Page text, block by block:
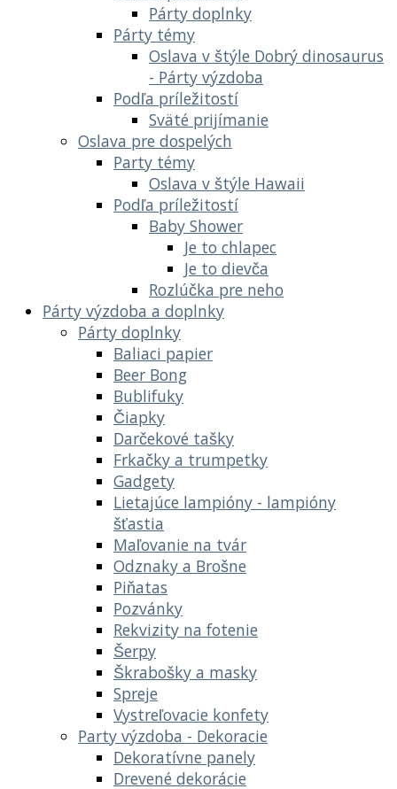
Párty doplnky
Párty témy
Oslava v štýle Dobrý dinosaurus
- Párty výzdoba
Podľa príležitostí
Sväté prijímanie
Oslava pre dospelých
Party témy
Oslava v štýle Hawaii
Podľa príležitostí
Baby Shower
Je to chlapec
Je to dievča
Rozlúčka pre neho
Párty výzdoba a doplnky
Párty doplnky
Baliaci papier
Beer Bong
Bublifuky
Čiapky
Darčekové tašky
Frkačky a trumpetky
Gadgety
Lietajúce lampióny - lampióny
šťastia
Maľovanie na tvár
Odznaky a Brošne
Piňatas
Pozvánky
Rekvizity na fotenie
Šerpy
Škrabošky a masky
Spreje
Vystreľovacie konfety
Party výzdoba - Dekoracie
Dekoratívne panely
Drevené dekorácie